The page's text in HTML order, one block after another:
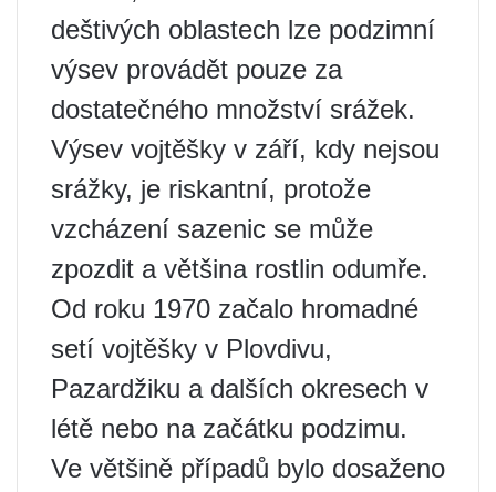
deštivých oblastech lze podzimní
výsev provádět pouze za
dostatečného množství srážek.
Výsev vojtěšky v září, kdy nejsou
srážky, je riskantní, protože
vzcházení sazenic se může
zpozdit a většina rostlin odumře.
Od roku 1970 začalo hromadné
setí vojtěšky v Plovdivu,
Pazardžiku a dalších okresech v
létě nebo na začátku podzimu.
Ve většině případů bylo dosaženo